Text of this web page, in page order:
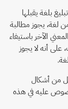
بلغة يقبلها
لغة، يجوز مطالبة
الآخر باستيفاء
أنه لا يجوز
من أشكال
عليه في هذه